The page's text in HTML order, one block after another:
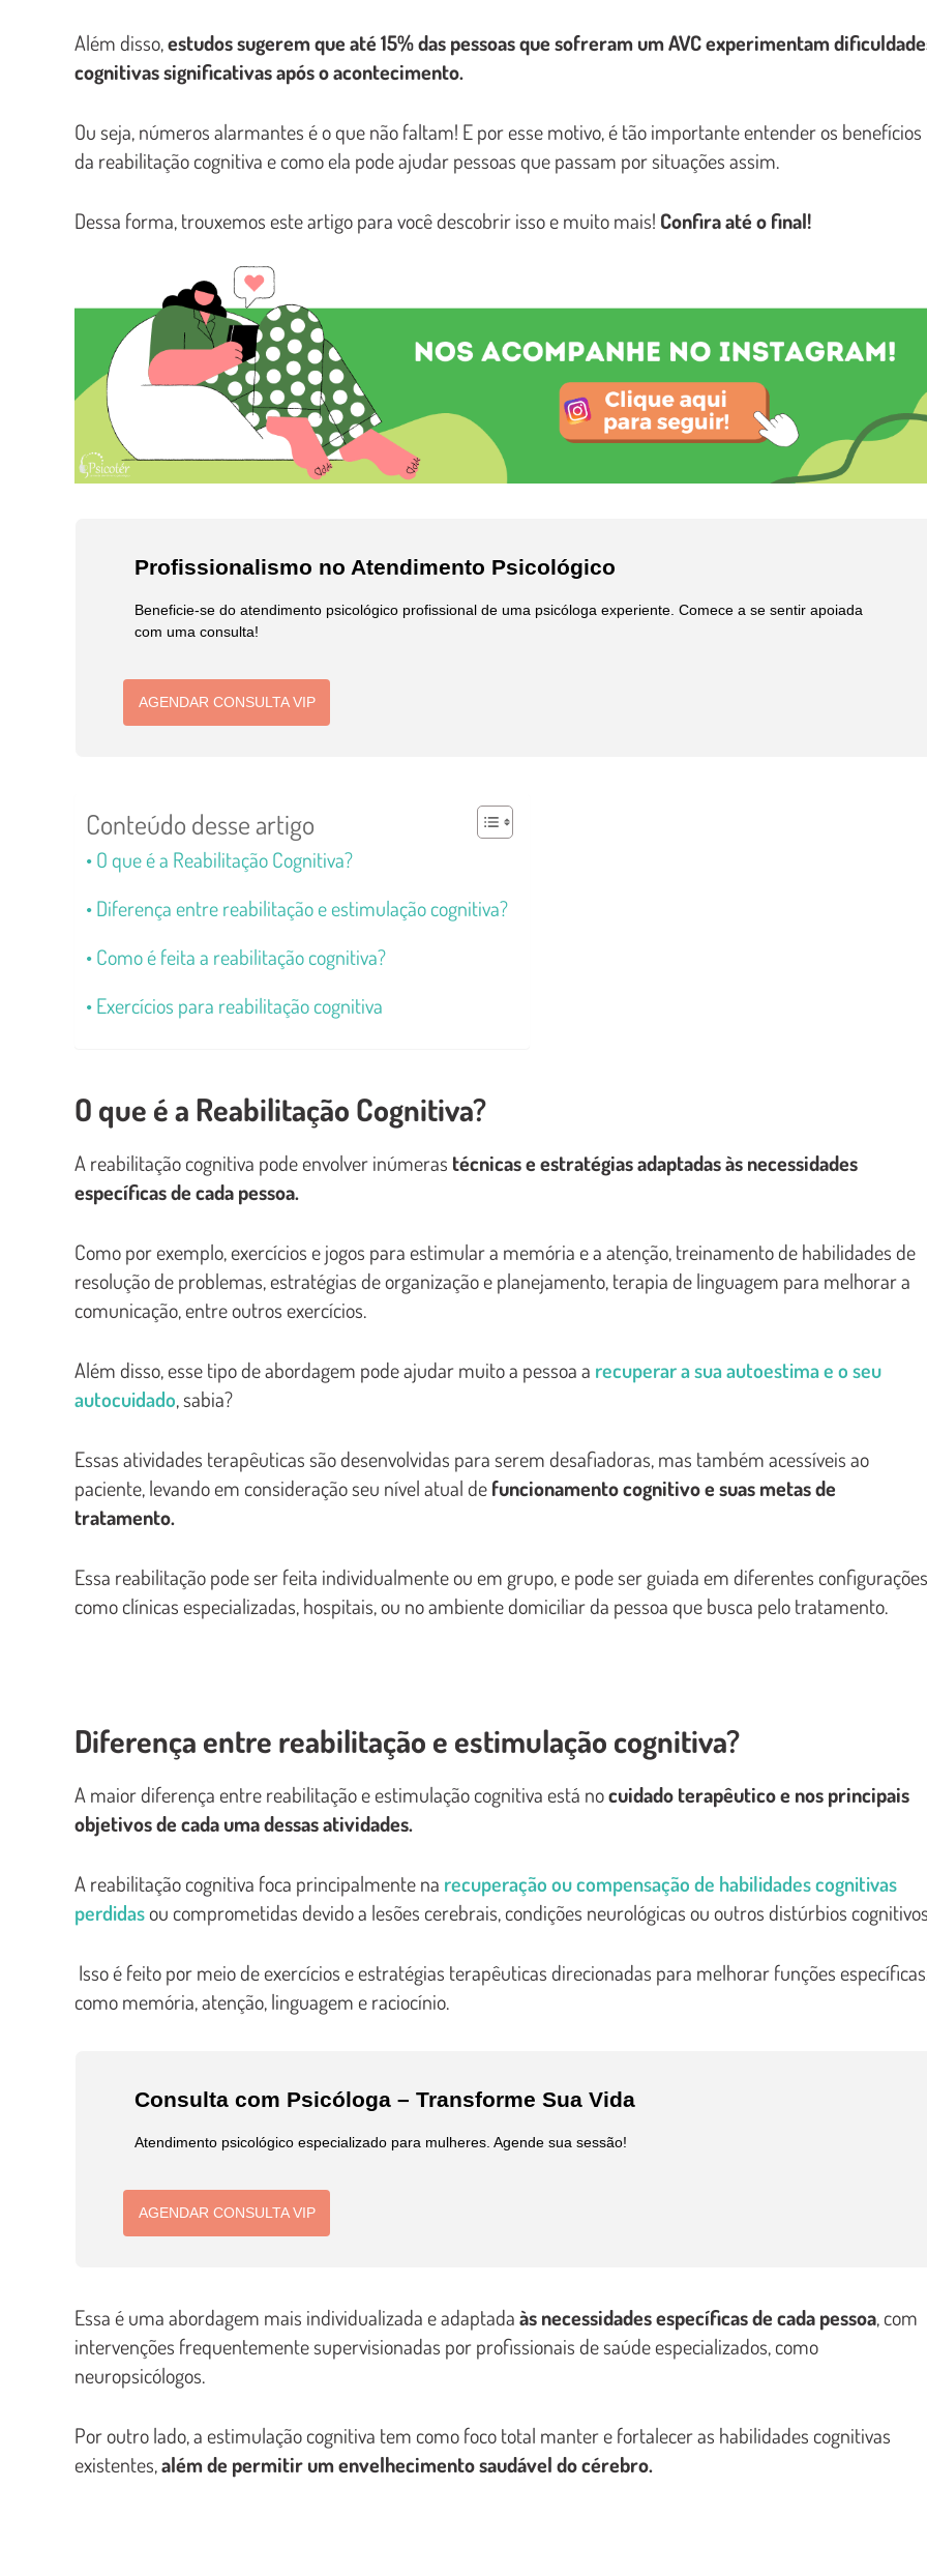
Além disso,estudos sugerem que até 15% das pessoas que sofreram um AVC experimentam
cognitivas significativas após o acontecimento.
Ou seja, números alarmantes é o que não faltam! E por esse motivo, é tão importante entender os benefícios
da reabilitação cognitiva e como ela pode ajudar pessoas que passam por situações assim.
Dessa forma, trouxemos este artigo para você descobrir isso e muito mais! Confira até o final!
Profissionalismo no Atendimento Psicológico
Beneficie-se do atendimento psicológico profissional de uma psicóloga experiente. Comece a se sentir apoiada
com uma consulta!
AGENDAR CONSULTA VIP
Conteúdo desse artigo
O que é a Reabilitação Cognitiva?
Diferença entre reabilitação e estimulação cognitiva?
Como é feita a reabilitação cognitiva?
Exercícios para reabilitação cognitiva
O que é a Reabilitação Cognitiva?
A reabilitação cognitiva pode envolver inúmeras técnicas e estratégias adaptadas às necessidades
específicas de cada pessoa.
Como por exemplo, exercícios e jogos para estimular a memória e a atenção, treinamento de habilidades de
resolução de problemas, estratégias de organização e planejamento, terapia de linguagem para melhorar a
comunicação, entre outros exercícios.
Além disso, esse tipo de abordagem pode ajudar muito a pessoa a recuperar a sua autoestima e o seu
autocuidado, sabia?
Essas atividades terapêuticas são desenvolvidas para serem desafiadoras, mas também acessíveis ao
paciente, levando em consideração seu nível atual defuncionamento cognitivo e suas metas de
tratamento.
Essa reabilitação pode ser feita individualmente ou em grupo, e pode ser guiada em diferentes
como clínicas especializadas, hospitais, ou no ambiente domiciliar da pessoa que busca pelo tratamento.
Diferença entre reabilitação e estimulação cognitiva?
A maior diferença entre reabilitação e estimulação cognitiva está nocuidado terapêutico e nos principais
objetivos de cada uma dessas atividades.
A reabilitação cognitiva foca principalmente na recuperação ou compensação de habilidades cognitivas
perdidasou comprometidas devido a lesões cerebrais, condições neurológicas ou outros distúrbios
Isso é feito por meio de exercícios e estratégias terapêuticas direcionadas para melhorar funções
como memória, atenção, linguagem e raciocínio.
Consulta com Psicóloga – Transforme Sua Vida
Atendimento psicológico especializado para mulheres. Agende sua sessão!
AGENDAR CONSULTA VIP
Essa é uma abordagem mais individualizada e adaptadaàs necessidades específicas de cada pessoa, com
intervenções frequentemente supervisionadas por profissionais de saúde especializados, como
neuropsicólogos.
Por outro lado, a estimulação cognitiva tem como foco total manter e fortalecer as habilidades cognitivas
existentes,além de permitir um envelhecimento saudável do cérebro.